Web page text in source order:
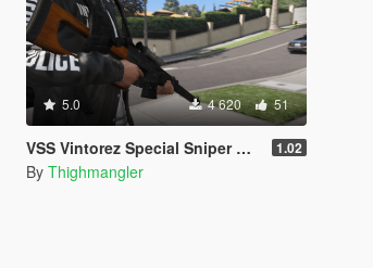
5.0 4 620 51
VSS Vintorez Special Sniper Rifle [Add-On] 1.02
By Thighmangler